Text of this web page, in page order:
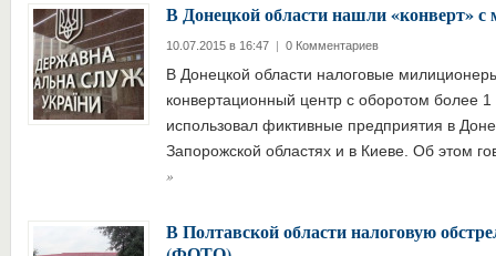
В Донецкой области нашли «конверт» с
10.07.2015 в 16:47 | 0 Комментариев
В Донецкой области налоговые
конвертационный центр с оборотом более
использовал фиктивные предприятия в
Запорожской областях и в Киеве. Об этом
»
В Полтавской области налоговую